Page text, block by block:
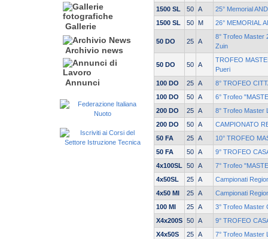
Gallerie
Archivio news
Annunci
1500 SL
50 A
25° Memorial
1500 SL
50 M 26° MEMORIAL
50 DO 25 A
8° Trofeo Master
Zuin
50 DO 50 A
TROFEO
Pueri
100 DO
25 A
8° TROFEO
100 DO
50 A
6° Trofeo
200 DO
25 A
8° Trofeo Master
200 DO
50 A
CAMPIONATO
50 FA
25 A
10° TROFEO
50 FA
50 A
9° TROFEO
4x100SL
50 A
7° Trofeo
4x50SL
25 A
Campionati
4x50 MI
25 A
Campionati
100 MI
25 A
3° Trofeo Master
X4x200S 50 A
9° TROFEO
X4x50S
25 A 7° Trofeo Master